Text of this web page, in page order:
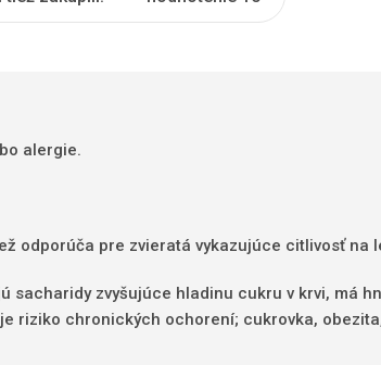
alergie.
odporúča pre zvieratá vykazujúce citlivosť na
zvyšujúce hladinu cukru v krvi, má
riziko chronických ochorení; cukrovka,